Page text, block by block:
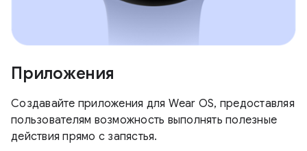
Приложения
Создавайте приложения для Wear OS, предоставляя
пользователям возможность выполнять полезные
действия прямо с запястья.